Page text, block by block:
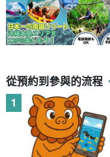
從預約到參與的流程